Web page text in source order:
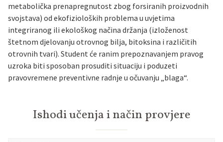
metabolička prenapregnutost zbog forsiranih proizvodnih
svojstava) od ekofizioloških problema u uvjetima
integriranog ili ekološkog načina držanja (izloženost
štetnom djelovanju otrovnog bilja, bitoksina i različitih
otrovnih tvari). Student će ranim prepoznavanjem pravog
uzroka biti sposoban prosuditi situaciju i poduzeti
pravovremene preventivne radnje u očuvanju „blaga“.
Ishodi učenja i način provjere